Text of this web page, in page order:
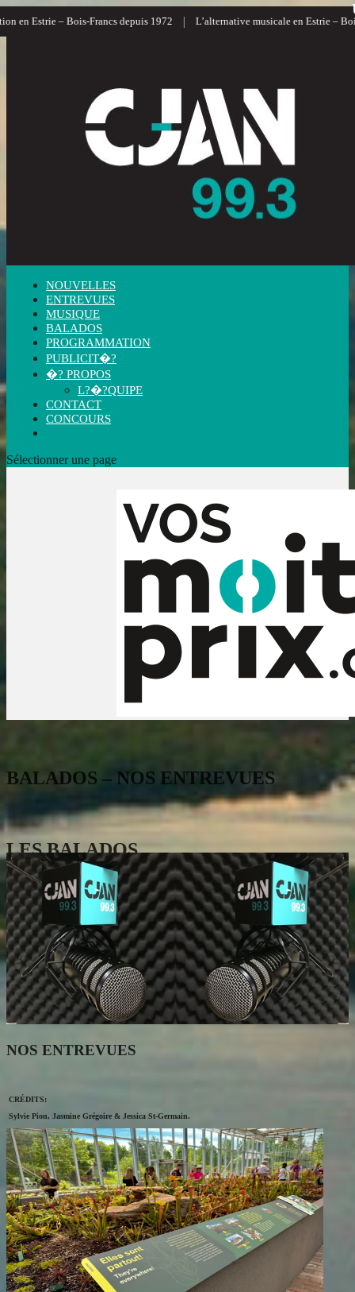
Estrie – Bois-Francs depuis 1972 | L’alternative musicale en Estrie – Bois-
NOUVELLES
ENTREVUES
MUSIQUE
BALADOS
PROGRAMMATION
PUBLICIT�?
�? PROPOS
L?�?QUIPE
CONTACT
CONCOURS
Sélectionner une page
BALADOS – NOS ENTREVUES
LES BALADOS
NOS ENTREVUES
CRÉDITS:
Sylvie Pion, Jasmine Grégoire & Jessica St-Germain.